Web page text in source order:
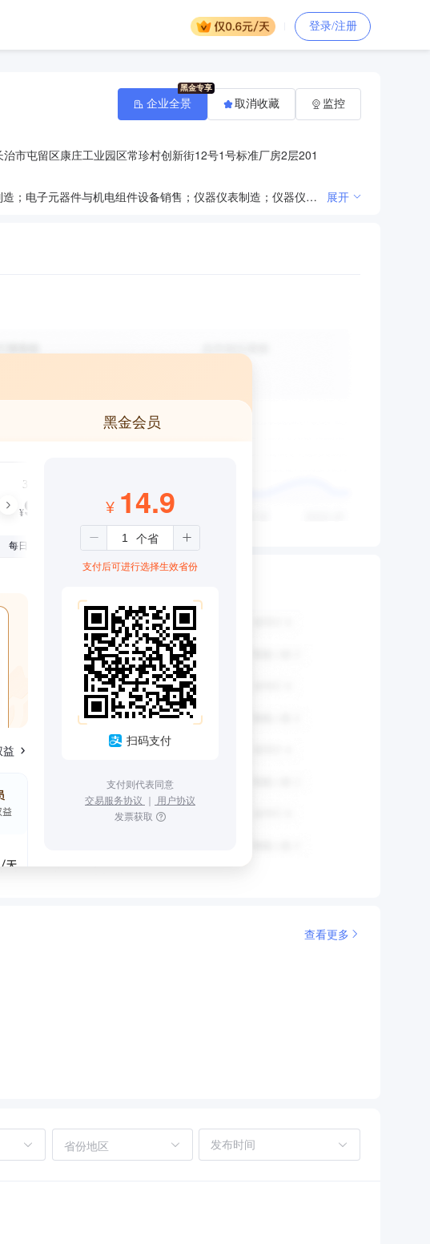
登录/注册
治市屯留区康庄工业园区常珍村创新街12号1号标准厂房2层201
一般项目：新材料技术研发；磁性材料生产；磁性材料销售；电子元器件与机电组件设备制造；电子元器件与机电组件设备销售；仪器仪表制造；仪器仪表销售；电力电子元器件制造；电力电子元器件销售；电子专用材料制造；电子专用材料销售；金属表面处理及热处理加工；机械电气设备制造；机械电气设备销售；变压器、整流器和电感器制造；工业机器人制造；工业机器人销售；电子专用设备制造；电子专用设备销售；教育咨询服务（不含涉许可审批的教育培训活动）；人力资源服务（不含职业中介活动、劳务派遣服务）；货物进出口；技术进出口；技术服务、技术开发、技术咨询、技术交流、技术转让、技术推广；信息系统集成服务；软件开发；软件销售（除依法须经批准的项目外，凭营业执照依法自主开展经营活动） 展开
企业全景 取消收藏 监控
黑金会员
3个月
¥99
每日仅1.08元
¥ 14.9
支付后可进行选择生效省份
扫码支付
支付则代表同意
交易服务协议 ｜ 用户协议
发票获取
查看更多
省份地区